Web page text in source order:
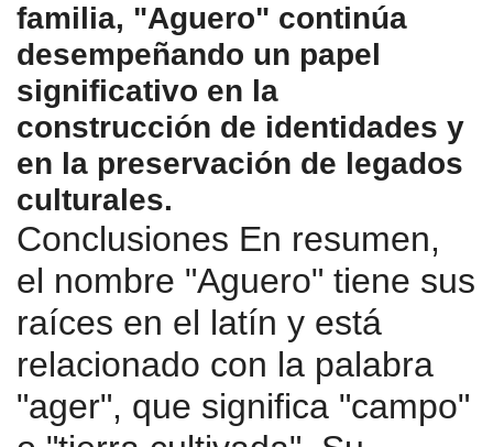
familia, "Aguero" continúa
desempeñando un papel
significativo en la
construcción de identidades y
en la preservación de legados
culturales.
Conclusiones En resumen,
el nombre "Aguero" tiene sus
raíces en el latín y está
relacionado con la palabra
"ager", que significa "campo"